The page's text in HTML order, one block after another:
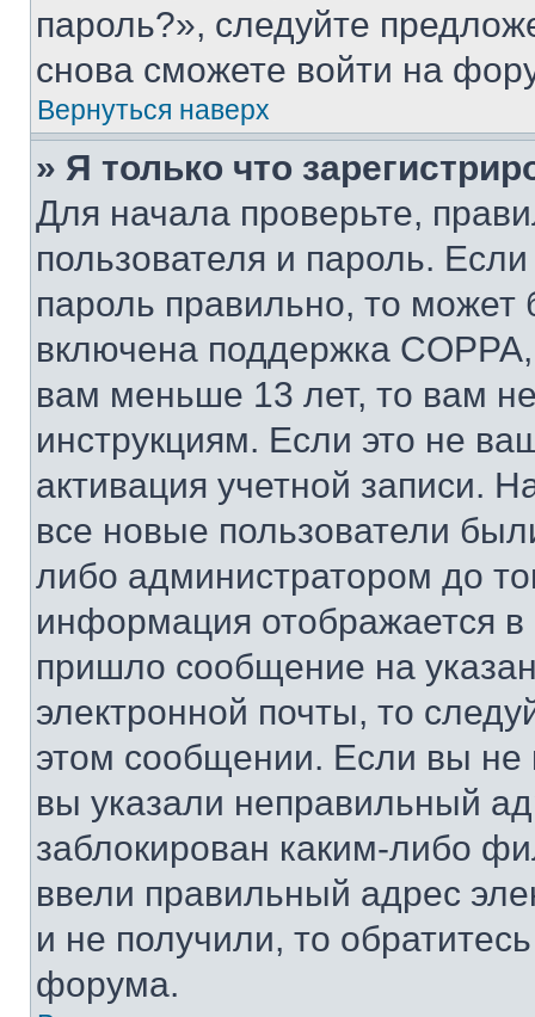
пароль?», следуйте
снова сможете войти на
Вернуться наверх
» Я только что
Для начала проверьте,
пользователя и пароль.
пароль правильно, то может
включена поддержка
вам меньше 13 лет, то вам
инструкциям. Если это не
активация учетной записи.
все новые пользователи
либо администратором до
информация отображается
пришло сообщение на
электронной почты, то
этом сообщении. Если вы
вы указали неправильный
заблокирован каким-либо
ввели правильный адрес
и не получили, то
форума.